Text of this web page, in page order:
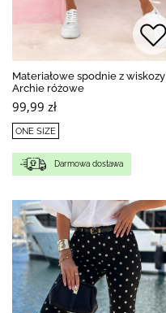
Materiałowe spodnie z wiskozy
Archie różowe
99,99 zł
ONE SIZE
Darmowa dostawa